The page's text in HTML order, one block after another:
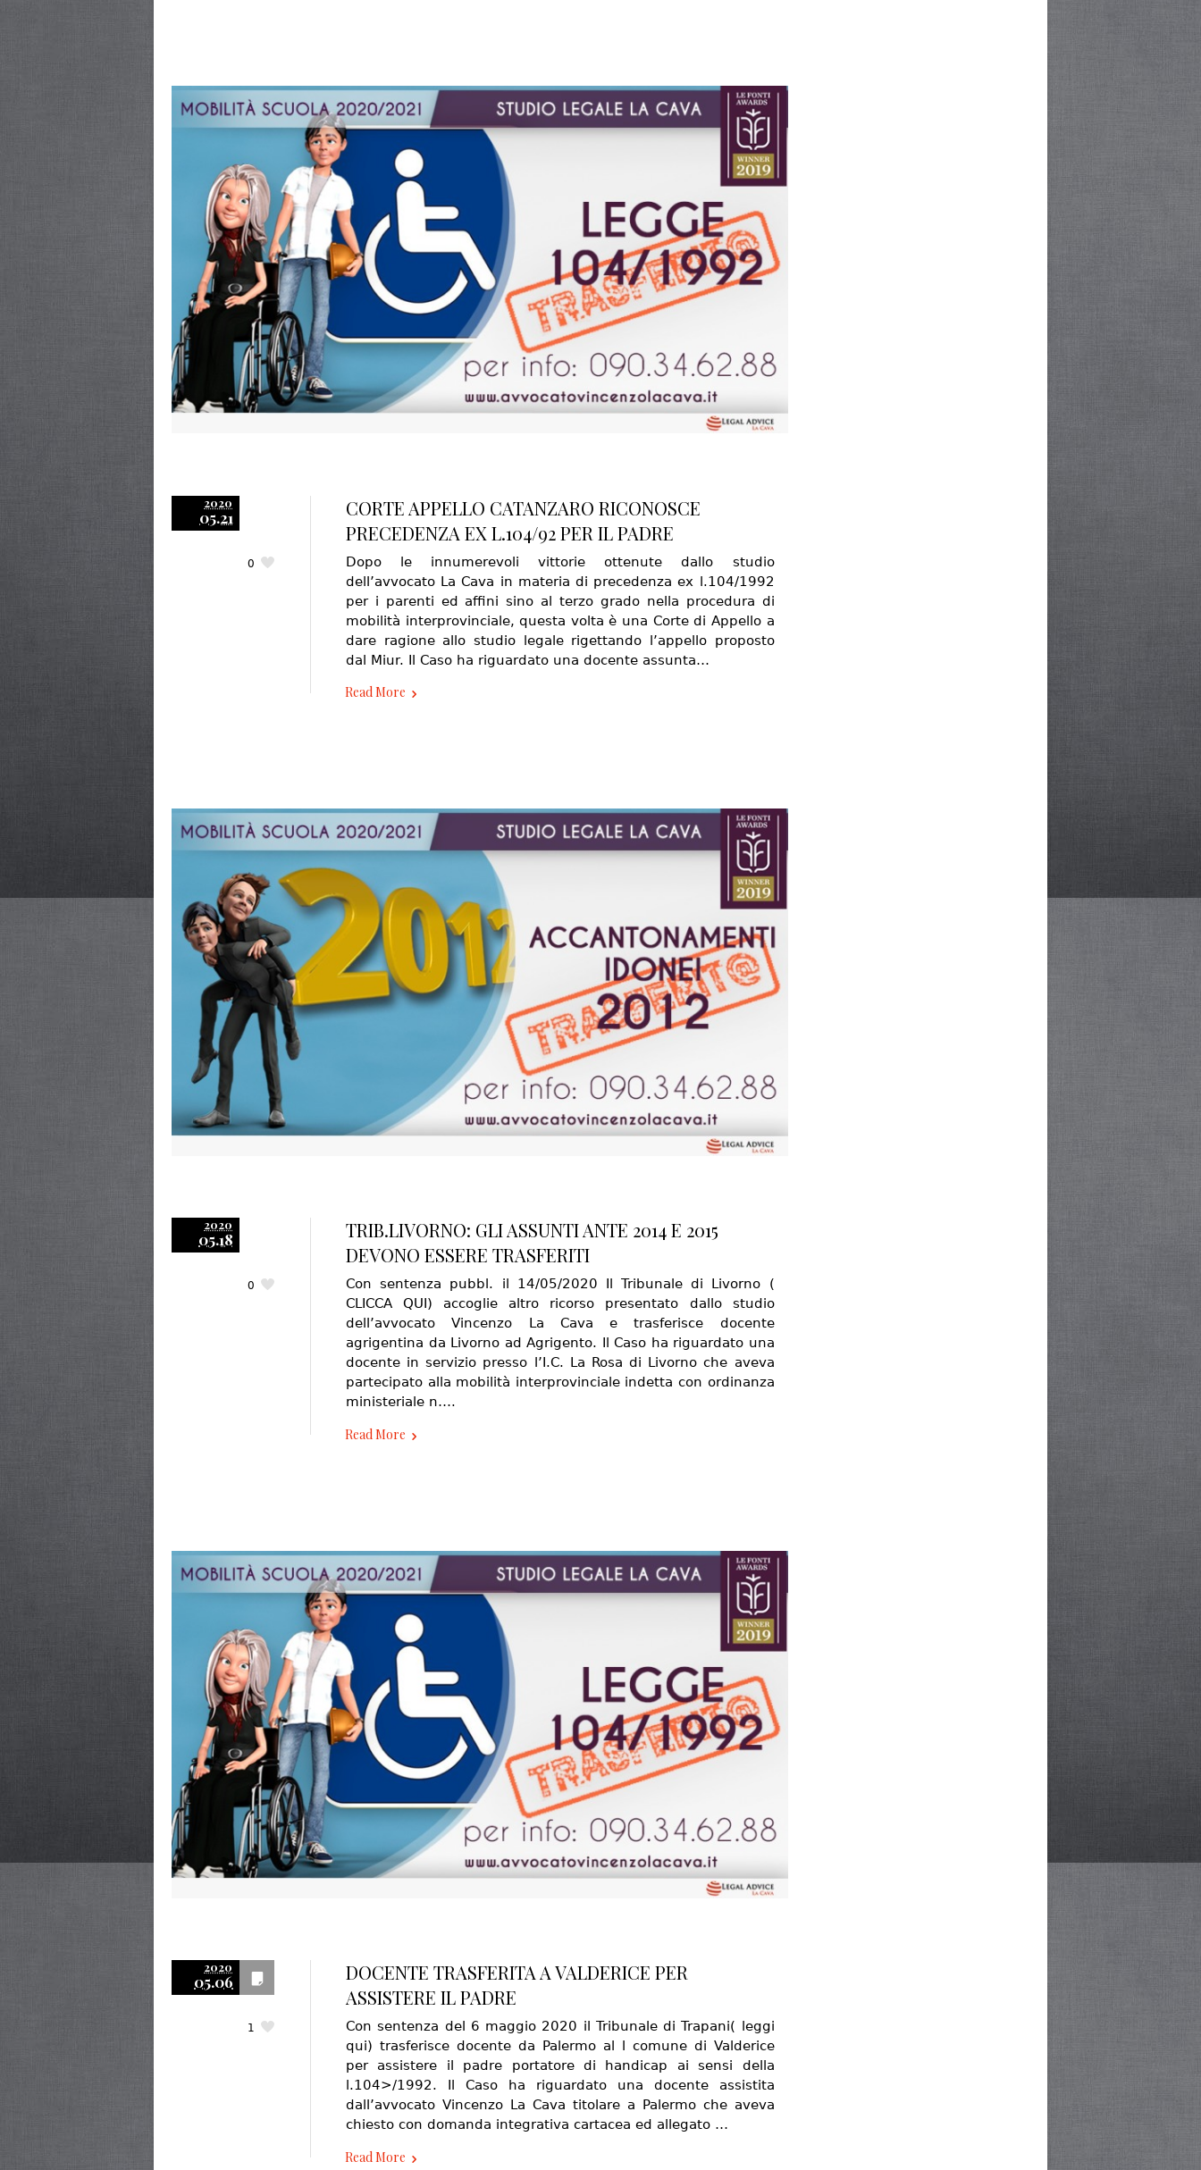
2020
05.21
0
CORTE APPELLO CATANZARO RICONOSCE
PRECEDENZA EX L.104/92 PER IL PADRE
Dopo le innumerevoli vittorie ottenute dallo studio
dell’avvocato La Cava in materia di precedenza ex l.104/1992
per i parenti ed affini sino al terzo grado nella procedura di
mobilità interprovinciale, questa volta è una Corte di Appello a
dare ragione allo studio legale rigettando l’appello proposto
dal Miur. Il Caso ha riguardato una docente assunta…
Read More
2020
05.18
0
TRIB.LIVORNO: GLI ASSUNTI ANTE 2014 E 2015
DEVONO ESSERE TRASFERITI
Con sentenza pubbl. il 14/05/2020 Il Tribunale di Livorno (
CLICCA QUI) accoglie altro ricorso presentato dallo studio
dell’avvocato Vincenzo La Cava e trasferisce docente
agrigentina da Livorno ad Agrigento. Il Caso ha riguardato una
docente in servizio presso l’I.C. La Rosa di Livorno che aveva
partecipato alla mobilità interprovinciale indetta con ordinanza
ministeriale n….
Read More
2020
05.06
1
DOCENTE TRASFERITA A VALDERICE PER
ASSISTERE IL PADRE
Con sentenza del 6 maggio 2020 il Tribunale di Trapani( leggi
qui) trasferisce docente da Palermo al l comune di Valderice
per assistere il padre portatore di handicap ai sensi della
l.104>/1992. Il Caso ha riguardato una docente assistita
dall’avvocato Vincenzo La Cava titolare a Palermo che aveva
chiesto con domanda integrativa cartacea ed allegato …
Read More